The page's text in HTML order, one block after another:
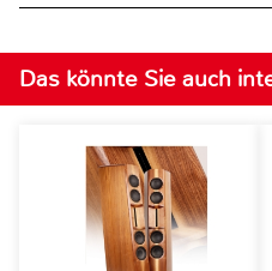
Das könnte Sie auch